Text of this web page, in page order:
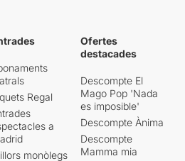
Regal
a
monòlegs
Ofertes
destacades
Descompte El
Mago Pop 'Nada
es imposible'
Descompte Ànima
Descompte
Mamma mia